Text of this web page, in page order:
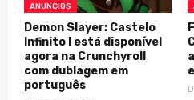
ANUNCIOS
Demon Slayer: Castelo
Infinito I está disponível
agora na Crunchyroll
com dublagem em
português